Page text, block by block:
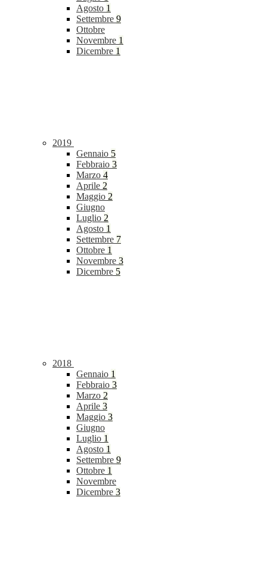
Agosto 1
Settembre 9
Ottobre
Novembre 1
Dicembre 1
2019
Gennaio 5
Febbraio 3
Marzo 4
Aprile 2
Maggio 2
Giugno
Luglio 2
Agosto 1
Settembre 7
Ottobre 1
Novembre 3
Dicembre 5
2018
Gennaio 1
Febbraio 3
Marzo 2
Aprile 3
Maggio 3
Giugno
Luglio 1
Agosto 1
Settembre 9
Ottobre 1
Novembre
Dicembre 3